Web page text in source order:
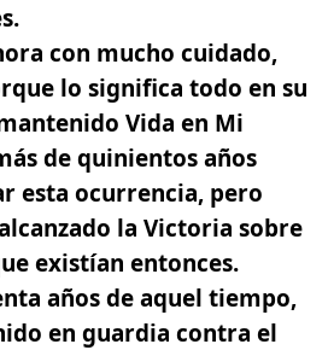
con mucho cuidado,
lo significa todo en su
Vida en Mi
de quinientos años
esta ocurrencia, pero
la Victoria sobre
existían entonces.
años de aquel tiempo,
en guardia contra el